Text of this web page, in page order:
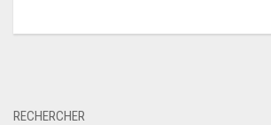
RECHERCHER